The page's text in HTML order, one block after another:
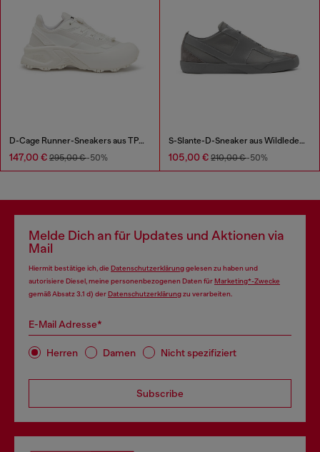
D-Cage Runner-Sneakers aus TPU-besetztem Ripstop
147,00 € 295,00 €-50%
S-Slante-D-Sneaker aus Wildleder und Leder mit D-Logo
105,00 € 210,00 €-50%
Melde Dich an für Updates und Aktionen via
Mail
Hiermit bestätige ich, die Datenschutzerklärunggelesen zu haben und
autorisiere Diesel, meine personenbezogenen Daten fürMarketing*-Zwecke
gemäß Absatz 3.1 d) derDatenschutzerklärungzu verarbeiten.
E-Mail Adresse*
Herren Damen Nicht spezifiziert
Subscribe